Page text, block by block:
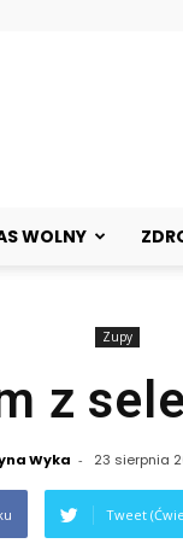
WOLNY
Zupy
z
Wyka - 23 sierpnia
Tweet